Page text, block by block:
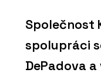
Společnost
spolupráci
DePadova